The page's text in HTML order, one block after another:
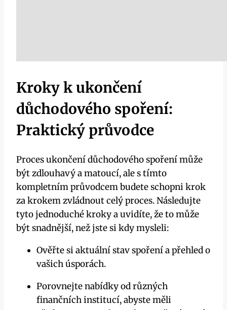
Kroky k ukončení
důchodového spoření:
Praktický průvodce
Proces ukončení důchodového spoření může
být zdlouhavý a matoucí, ale s tímto
kompletním průvodcem budete schopni krok
za krokem zvládnout celý proces. Následujte
tyto jednoduché kroky a uvidíte, že to může
být snadnější, než jste si kdy mysleli:
Ověřte si aktuální stav spoření a přehled o
vašich úsporách.
Porovnejte nabídky od různých
finančních institucí, abyste měli